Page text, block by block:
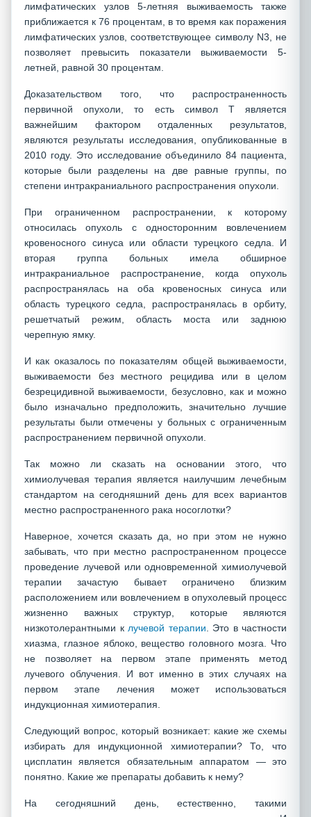
лимфатических узлов 5-летняя выживаемость также
приближается к 76 процентам, в то время как поражения
лимфатических узлов, соответствующее символу N3, не
позволяет превысить показатели выживаемости 5-
летней, равной 30 процентам.
Доказательством того, что распространенность
первичной опухоли, то есть символ Т является
важнейшим фактором отдаленных результатов,
являются результаты исследования, опубликованные в
2010 году. Это исследование объединило 84 пациента,
которые были разделены на две равные группы, по
степени интракраниального распространения опухоли.
При ограниченном распространении, к которому
относилась опухоль с односторонним вовлечением
кровеносного синуса или области турецкого седла. И
вторая группа больных имела обширное
интракраниальное распространение, когда опухоль
распространялась на оба кровеносных синуса или
область турецкого седла, распространялась в орбиту,
решетчатый режим, область моста или заднюю
черепную ямку.
И как оказалось по показателям общей выживаемости,
выживаемости без местного рецидива или в целом
безрецидивной выживаемости, безусловно, как и можно
было изначально предположить, значительно лучшие
результаты были отмечены у больных с ограниченным
распространением первичной опухоли.
Так можно ли сказать на основании этого, что
химиолучевая терапия является наилучшим лечебным
стандартом на сегодняшний день для всех вариантов
местно распространенного рака носоглотки?
Наверное, хочется сказать да, но при этом не нужно
забывать, что при местно распространенном процессе
проведение лучевой или одновременной химиолучевой
терапии зачастую бывает ограничено близким
расположением или вовлечением в опухолевый процесс
жизненно важных структур, которые являются
низкотолерантными к лучевой терапии . Это в частности
хиазма, глазное яблоко, вещество головного мозга. Что
не позволяет на первом этапе применять метод
лучевого облучения. И вот именно в этих случаях на
первом этапе лечения может использоваться
индукционная химиотерапия.
Следующий вопрос, который возникает: какие же схемы
избирать для индукционной химиотерапии? То, что
цисплатин является обязательным аппаратом — это
понятно. Какие же препараты добавить к нему?
На сегодняшний день, естественно, такими